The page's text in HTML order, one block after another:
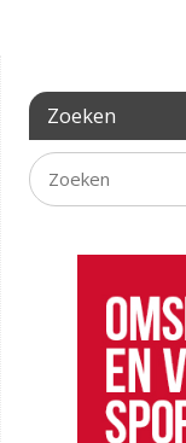
Zoeken